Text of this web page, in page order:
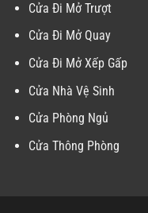
Cửa Đi Mở Trượt
Cửa Đi Mở Quay
Cửa Đi Mở Xếp Gấp
Cửa Nhà Vệ Sinh
Cửa Phòng Ngủ
Cửa Thông Phòng